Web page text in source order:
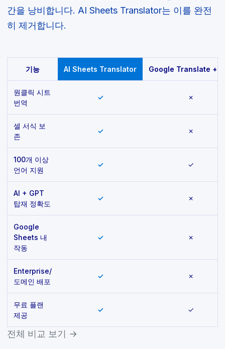
간을 낭비합니다. AI Sheets Translator는 이를 완전
히 제거합니다.
기능 AI Sheets Translator Google Translate +
원클릭 시트
번역
✓ ✗
셀 서식 보
존
✓ ✗
100개 이상
언어 지원
✓ ✓
AI + GPT
탑재 정확도
✓ ✗
Google
Sheets 내
작동
✓ ✗
Enterprise/
도메인 배포
✓ ✗
무료 플랜
제공
✓ ✓
전체 비교 보기 →